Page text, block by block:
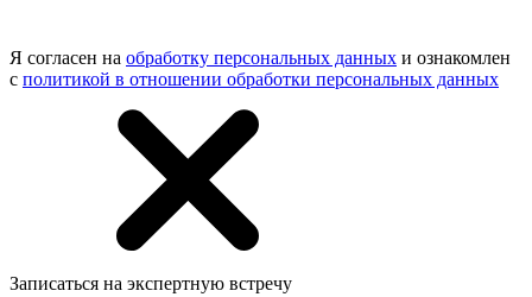
Я согласен на обработку персональных данных и ознакомлен
с политикой в отношении обработки персональных данных
Записаться на экспертную встречу